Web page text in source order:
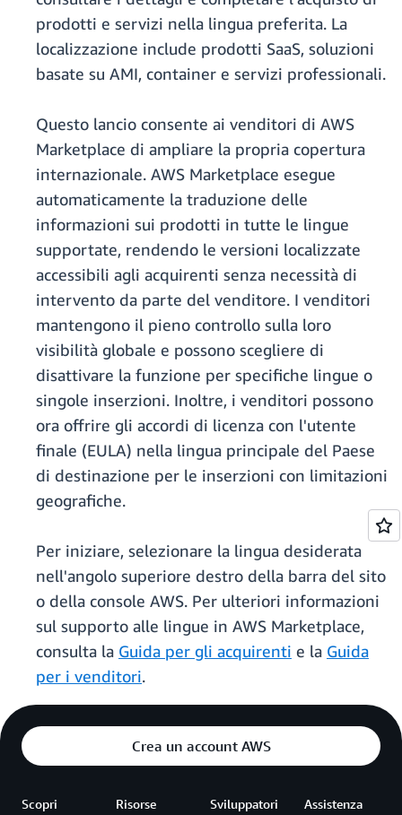
prodotti e servizi nella lingua preferita. La
localizzazione include prodotti SaaS, soluzioni
basate su AMI, container e servizi professionali.
Questo lancio consente ai venditori di AWS
Marketplace di ampliare la propria copertura
internazionale. AWS Marketplace esegue
automaticamente la traduzione delle
informazioni sui prodotti in tutte le lingue
supportate, rendendo le versioni localizzate
accessibili agli acquirenti senza necessità di
intervento da parte del venditore. I venditori
mantengono il pieno controllo sulla loro
visibilità globale e possono scegliere di
disattivare la funzione per specifiche lingue o
singole inserzioni. Inoltre, i venditori possono
ora offrire gli accordi di licenza con l'utente
finale (EULA) nella lingua principale del Paese
di destinazione per le inserzioni con limitazioni
geografiche.
Per iniziare, selezionare la lingua desiderata
nell'angolo superiore destro della barra del sito
o della console AWS. Per ulteriori informazioni
sul supporto alle lingue in AWS Marketplace,
consulta la Guida per gli acquirenti e la Guida
per i venditori.
Crea un account AWS
Scopri Risorse Sviluppatori Assistenza